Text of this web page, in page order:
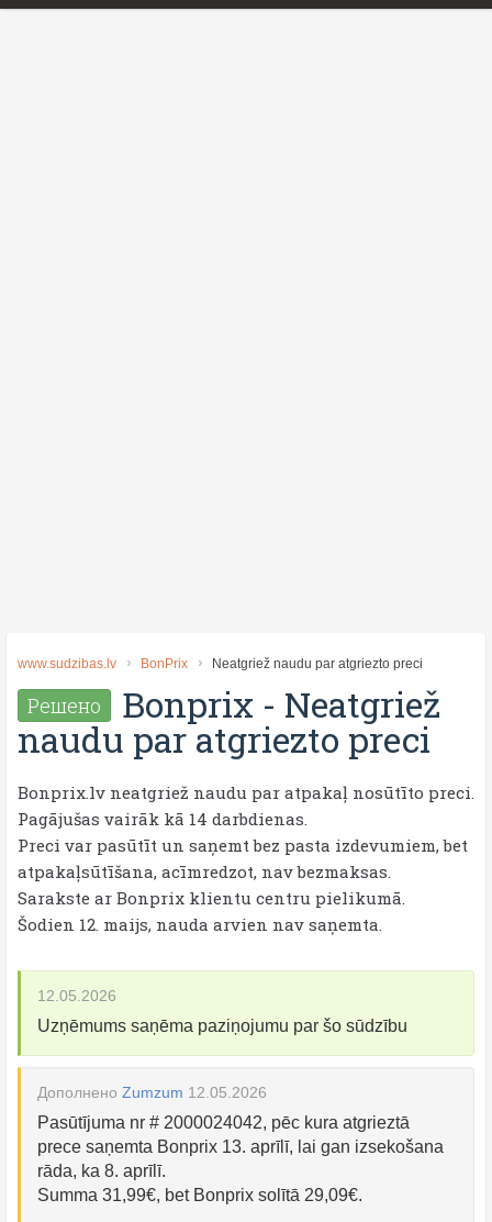
www.sudzibas.lv BonPrix Neatgriež naudu par atgriezto preci
Решено Bonprix - Neatgriež
naudu par atgriezto preci
Bonprix.lv neatgriež naudu par atpakaļ nosūtīto preci.
Pagājušas vairāk kā 14 darbdienas.
Preci var pasūtīt un saņemt bez pasta izdevumiem, bet
atpakaļsūtīšana, acīmredzot, nav bezmaksas.
Sarakste ar Bonprix klientu centru pielikumā.
Šodien 12. maijs, nauda arvien nav saņemta.
12.05.2026
Uzņēmums saņēma paziņojumu par šo sūdzību
Дополнено Zumzum 12.05.2026
Pasūtījuma nr # 2000024042, pēc kura atgrieztā
prece saņemta Bonprix 13. aprīlī, lai gan izsekošana
rāda, ka 8. aprīlī.
Summa 31,99€, bet Bonprix solītā 29,09€.